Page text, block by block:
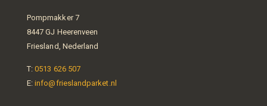
Pompmakker 7
8447 GJ Heerenveen
Friesland, Nederland
T:0513 626 507
E:info@frieslandparket.nl